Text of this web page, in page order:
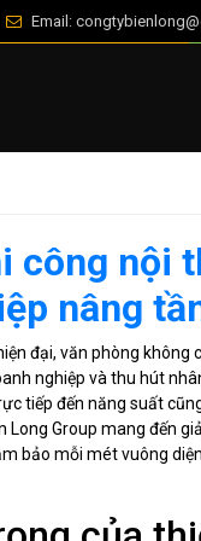
Email:
công nội
nâng
đại, văn phòng
nghiệp và thu hút
tiếp đến năng suất
Long Group mang đến
bảo mỗi mét vuông